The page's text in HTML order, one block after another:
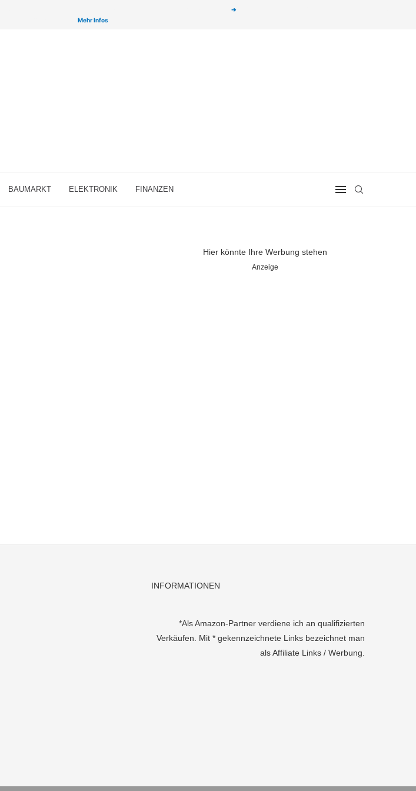
➔
Mehr Infos
BAUMARKT ELEKTRONIK FINANZEN
Hier könnte Ihre Werbung stehen
Anzeige
INFORMATIONEN
*Als Amazon-Partner verdiene ich an qualifizierten
Verkäufen. Mit * gekennzeichnete Links bezeichnet man
als Affiliate Links / Werbung.